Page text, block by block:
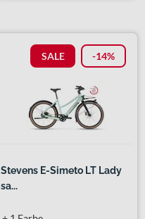
SALE -14%
Stevens E-Simeto LT Lady
sa...